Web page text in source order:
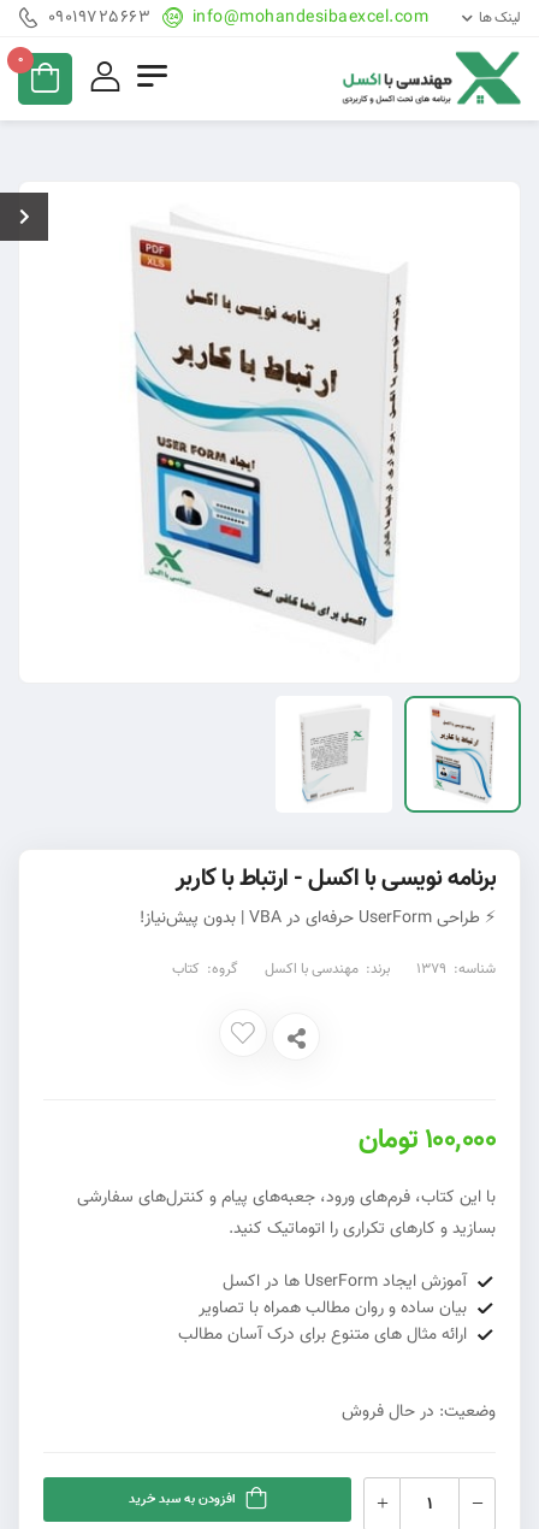
لینک ها 09019725663 info@mohandesibaexcel.com
0
برنامه نویسی با اکسل - ارتباط با کاربر
⚡ طراحی UserForm حرفه‌ای در VBA | بدون پیش‌نیاز!
شناسه: 1379 برند: مهندسی با اکسل گروه: کتاب
100,000 تومان
با این کتاب، فرم‌های ورود، جعبه‌های پیام و کنترل‌های سفارشی
بسازید و کارهای تکراری را اتوماتیک کنید.
آموزش ایجاد UserForm ها در اکسل
بیان ساده و روان مطالب همراه با تصاویر
ارائه مثال های متنوع برای درک آسان مطالب
وضعیت: در حال فروش
افزودن به سبد خرید